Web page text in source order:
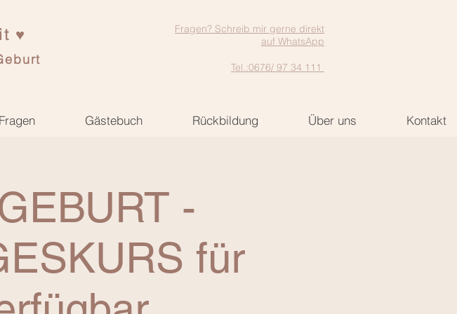
♥
Fragen? Schreib mir gerne direkt
auf WhatsApp
Tel.:0676/ 97 34 111
Gästebuch Rückbildung Über uns Kontakt
-
für